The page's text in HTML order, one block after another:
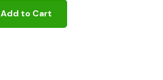
Add to Cart